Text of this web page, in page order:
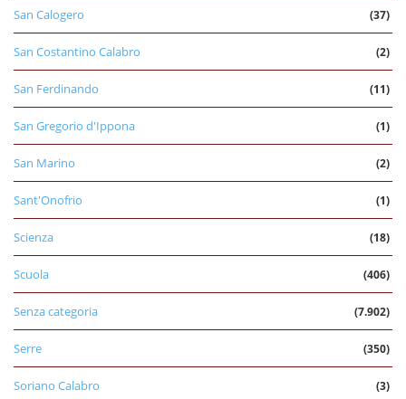
San Calogero (37)
San Costantino Calabro (2)
San Ferdinando (11)
San Gregorio d'Ippona (1)
San Marino (2)
Sant'Onofrio (1)
Scienza (18)
Scuola (406)
Senza categoria (7.902)
Serre (350)
Soriano Calabro (3)